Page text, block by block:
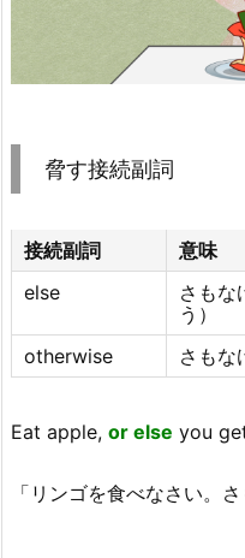
脅す接続副詞
接続副詞
意味
else
さもな
う）
otherwise
さもな
Eat apple, or else you
「リンゴを食べなさい。